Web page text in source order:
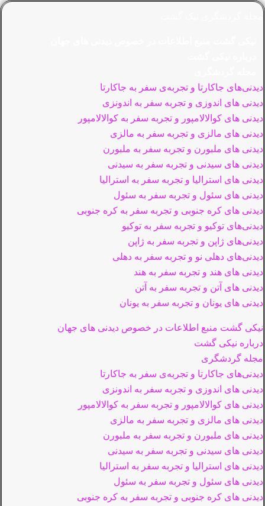
دیدنی‌های جاکارتا و تجربه‌ی سفر به جاکارتا
دیدنی های اندوزی و تجربه سفر به اندونزی
دیدنی های کوالالامپور و تجربه سفر به کوالالامپور
دیدنی های مالزی و تجربه سفر به مالزی
دیدنی های ملبورن و تجربه سفر به ملبورن
دیدنی های سیدنی و تجربه سفر به سیدنی
دیدنی های استرالیا و تجربه سفر به استرالیا
دیدنی های سئول و تجربه سفر به سئول
دیدنی های کره جنوبی و تجربه سفر به کره جنوبی
دیدنی‌های توکیو و تجربه سفر به توکیو
دیدنی‌های ژاپن و تجربه سفر به ژاپن
دیدنی‌های دهلی نو و تجربه سفر به دهلی
دیدنی های هند و تجربه سفر به هند
دیدنی های آتن و تجربه سفر به آتن
دیدنی های یونان و تجربه سفر به یونان
نیکی گشت منبع اطلاعات در خصوص دیدنی های جهان
درباره نیکی گشت
مجله گردشگری
دیدنی‌های جاکارتا و تجربه‌ی سفر به جاکارتا
دیدنی های اندوزی و تجربه سفر به اندونزی
دیدنی های کوالالامپور و تجربه سفر به کوالالامپور
دیدنی های مالزی و تجربه سفر به مالزی
دیدنی های ملبورن و تجربه سفر به ملبورن
دیدنی های سیدنی و تجربه سفر به سیدنی
دیدنی های استرالیا و تجربه سفر به استرالیا
دیدنی های سئول و تجربه سفر به سئول
دیدنی های کره جنوبی و تجربه سفر به کره جنوبی